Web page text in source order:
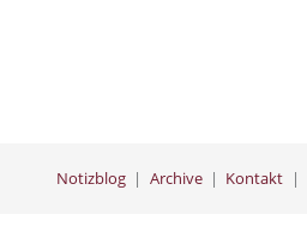
Notizblog Archive Kontakt